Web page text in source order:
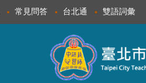
常見問答 台北通 雙語詞彙